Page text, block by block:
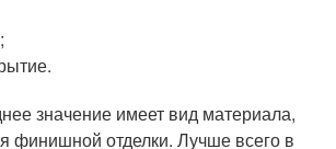
значение имеет вид материала,
финишной отделки. Лучше всего в